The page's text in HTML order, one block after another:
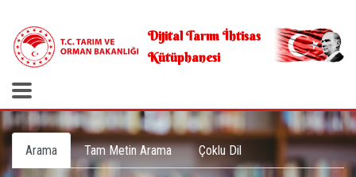
Dijital Tarım İhtisas
Kütüphanesi
Arama Tam Metin Arama Çoklu Dil